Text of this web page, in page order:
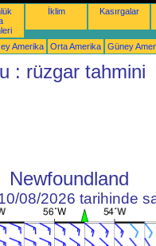
İklim Kasırgalar
Amerika Orta Amerika Güney
: rüzgar tahmini
Newfoundland
08/2026 tarihinde